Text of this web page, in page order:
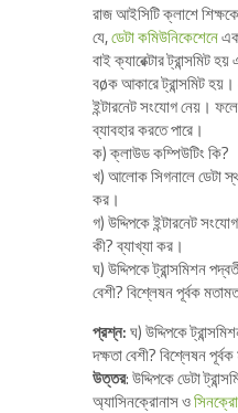
রাজ আইসিটি ক্লাশে
যে,ডেটা কমিউনিকেশেনে
বাই ক্যারেক্টার ট্রান্সমিট
বøক আকারে ট্রান্সমিট হয়।
ইন্টারনেট সংযোগ নেয়।
ব্যাবহার করতে পারে।
ক) ক্লাউড কম্পিউটিং কি?
খ) আলোক সিগনালে ডেটা
কর।
গ) উদ্দিপকে ইন্টারনেট
কী? ব্যাখ্যা কর।
ঘ) উদ্দিপকে ট্রান্সমিশন
বেশী? বিশ্লেষন পূর্বক
প্রশ্ন:ঘ) উদ্দিপকে
দক্ষতা বেশী? বিশ্লেষন
উত্তর: উদ্দিপকে ডেটা
অ্যাসিনক্রোনাস ও